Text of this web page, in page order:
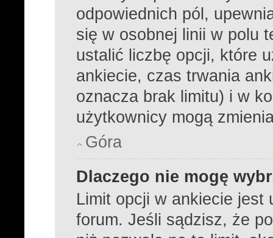
odpowiednich pól,
się w osobnej linii w polu
ustalić liczbę opcji, które
ankiecie, czas trwania
oznacza brak limitu) i w
użytkownicy mogą
Góra
Dlaczego nie mogę
Limit opcji w ankiecie jest
forum. Jeśli sądzisz, że